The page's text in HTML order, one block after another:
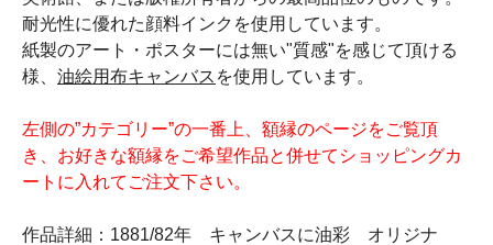
耐光性に優れた顔料インクを使用しています。
紙製のアート・ポスターには無い"質感"を感じて頂ける
様、 油絵用布キャンバス を使用しています。
左側の”カテゴリー”の一番上、額縁のページをご覧頂
き、お好きな額縁をご希望作品と併せてショッピングカ
ートに入れてご注文下さい。
作品詳細：1881/82年 キャンバスに油彩 オリジナ